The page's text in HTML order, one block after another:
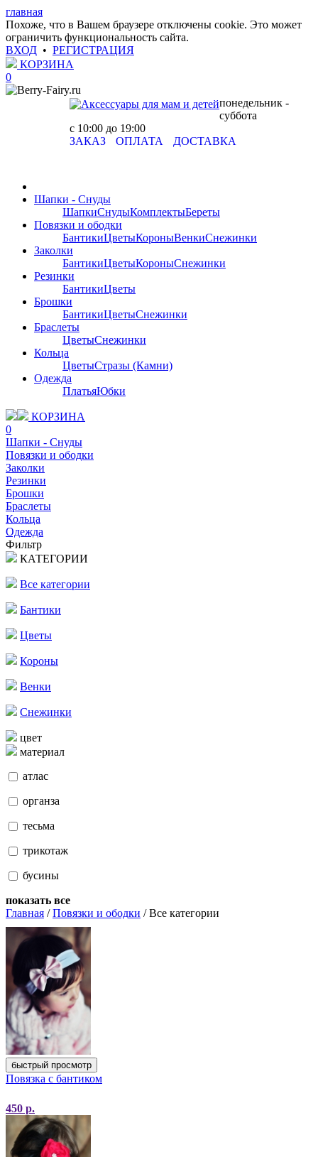
главная
Похоже, что в Вашем браузере отключены cookie. Это может
ограничить функциональность сайта.
ВХОД • РЕГИСТРАЦИЯ
КОРЗИНА
0
понедельник -
суббота
с 10:00 до 19:00
ЗАКАЗ
ОПЛАТА ДОСТАВКА
Шапки - Снуды
ШапкиСнудыКомплектыБереты
Повязки и ободки
БантикиЦветыКороныВенкиСнежинки
Заколки
БантикиЦветыКороныСнежинки
Резинки
БантикиЦветы
Брошки
БантикиЦветыСнежинки
Браслеты
ЦветыСнежинки
Кольца
ЦветыСтразы (Камни)
Одежда
ПлатьяЮбки
КОРЗИНА
0
Шапки - Снуды
Повязки и ободки
Заколки
Резинки
Брошки
Браслеты
Кольца
Одежда
Фильтр
КАТЕГОРИИ
Все категории
Бантики
Цветы
Короны
Венки
Снежинки
цвет
материал
атлас
органза
тесьма
трикотаж
бусины
показать все
Главная /Повязки и ободки / Все категории
быстрый просмотр
Повязка с бантиком
450 р.